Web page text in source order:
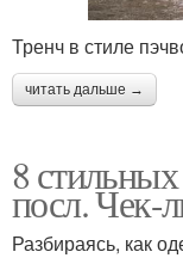
Тренч в стиле
читать дальше →
8
посл. Чек-
Разбираясь, как